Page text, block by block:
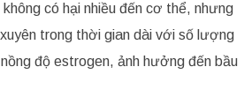
có hại nhiều đến cơ thể, nhưng
trong thời gian dài với số lượng
độ estrogen, ảnh hưởng đến bầu